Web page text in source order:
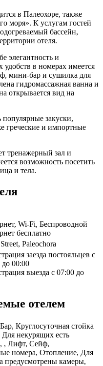
в Палеохоре, также
моря». К услугам гостей
бассейн,
отеля.
элегантность и
в номерах имеется
мини-бар и сушилка для
гидромассажная ванна и
открывается вид на
популярные закуски,
греческие и импортные
тренажерный зал и
возможность посетить
и тела.
Wi-Fi, Беспроводной
бесплатно
Paleochora
заезда постояльцев с
до 00:00
выезда с 07:00 до
отелем
Круглосуточная стойка
некурящих есть
, Лифт, Сейф,
номера, Отопление, Для
предусмотрены камеры,